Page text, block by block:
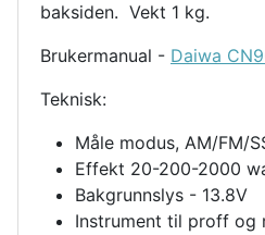
baksiden. Vekt 1 kg.
Brukermanual - Daiwa
Teknisk:
Måle modus, AM/FM/
Effekt 20-200-2000
Bakgrunnslys - 13.8V
Instrument til proff og